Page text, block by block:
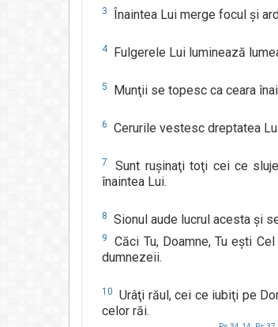
3 Înaintea Lui merge focul şi
4 Fulgerele Lui luminează
5 Munţii se topesc ca ceara
6 Cerurile vestesc dreptatea
7
Sunt ruşinaţi toţi cei ce
înaintea Lui.
8 Sionul aude lucrul acesta şi
9
Căci Tu, Doamne, Tu eşti
dumnezeii.
10
Urâţi răul, cei ce iubiţi pe
celor răi.